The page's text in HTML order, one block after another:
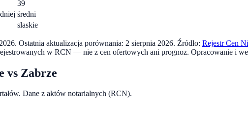
39
średni
slaskie
. Ostatnia aktualizacja porównania: 2 sierpnia 2026. Źródło: Rejestr Cen
w RCN — nie z cen ofertowych ani prognoz. Opracowanie i
vs Zabrze
Dane z aktów notarialnych (RCN).